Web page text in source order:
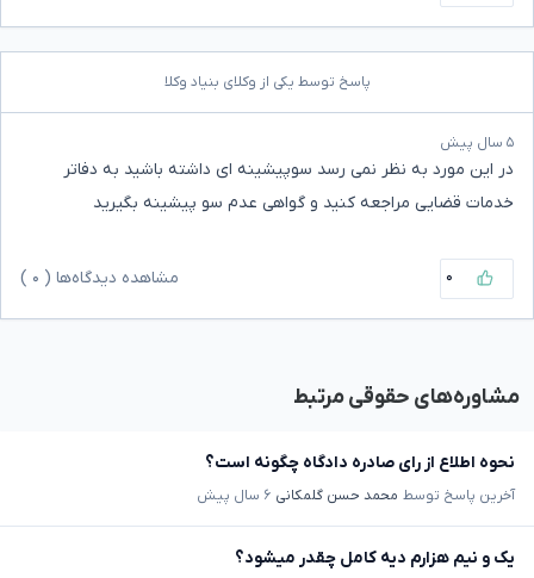
پاسخ توسط یکی از وکلای بنیاد وکلا
۵ سال پیش
در این مورد به نظر نمی رسد سوپیشینه ای داشته باشید به دفاتر
خدمات قضایی مراجعه کنید و گواهی عدم سو پیشینه بگیرید
۰ مشاهده دیدگاه‌ها ( ۰
مشاوره‌های حقوقی مرتبط
نحوه اطلاع از رای صادره دادگاه چگونه است؟
آخرین پاسخ توسط محمد حسن گلمکانی ۶ سال پیش
یک و نیم هزارم دیه کامل چقدر میشود؟